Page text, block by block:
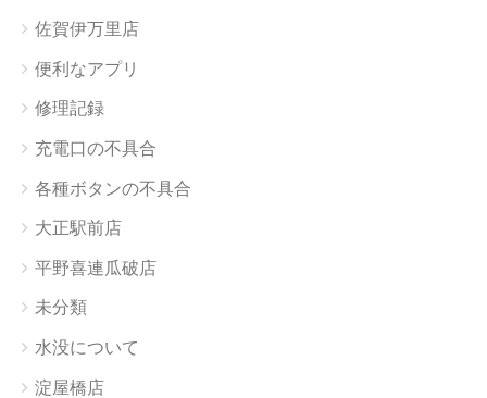
佐賀伊万里店
便利なアプリ
修理記録
充電口の不具合
各種ボタンの不具合
大正駅前店
平野喜連瓜破店
未分類
水没について
淀屋橋店